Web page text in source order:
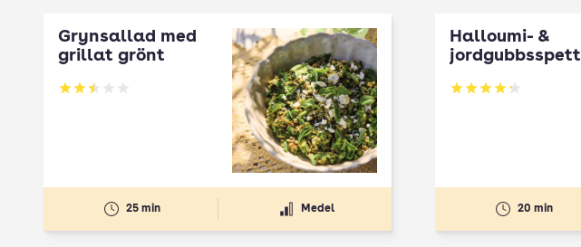
Grynsallad med
grillat grönt
Betyg: 2.5 av 5
25 min Medel
Halloumi- &
jordgubbsspett
Betyg: 4.3 av 5
20 min